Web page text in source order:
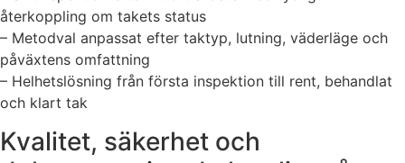
återkoppling om takets status
– Metodval anpassat efter taktyp, lutning, väderläge och
påväxtens omfattning
– Helhetslösning från första inspektion till rent, behandlat
och klart tak
Kvalitet, säkerhet och